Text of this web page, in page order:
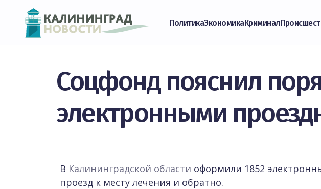
ПолитикаЭкономикаКриминал
Соцфонд пояснил
электронными
В Калининградской области оформили 1852
проезд к месту лечения и обратно.